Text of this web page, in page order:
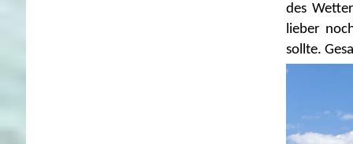
des
lieber
sollte.